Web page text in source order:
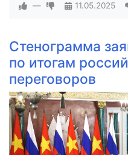
— 11.05.2025
Стенограмма
по итогам
переговоров